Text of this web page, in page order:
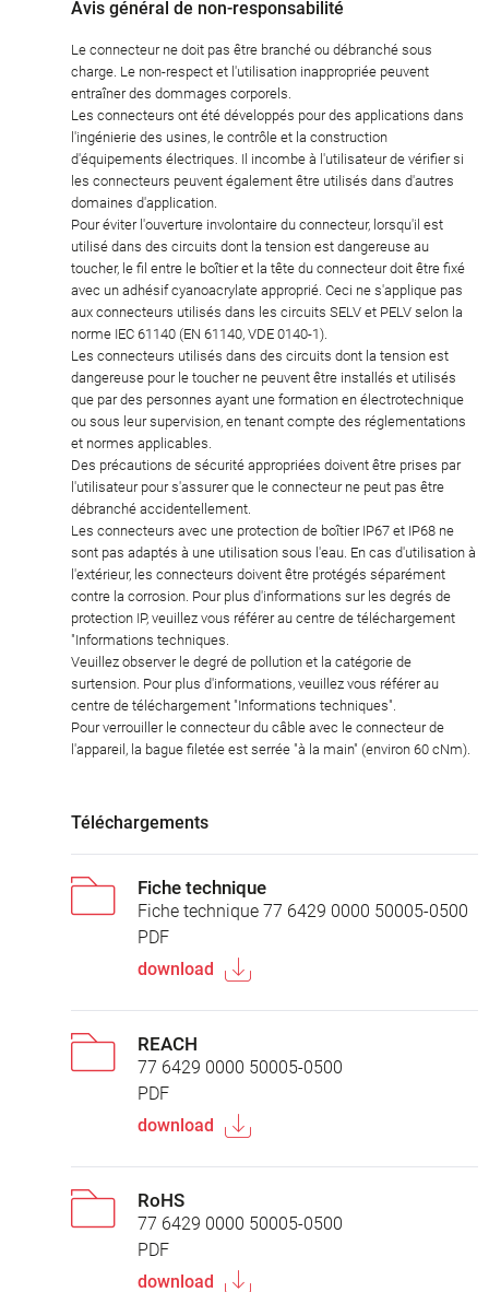
Avis général de non-responsabilité
Le connecteur ne doit pas être branché ou débranché sous
charge. Le non-respect et l'utilisation inappropriée peuvent
entraîner des dommages corporels.
Les connecteurs ont été développés pour des applications dans
l'ingénierie des usines, le contrôle et la construction
d'équipements électriques. Il incombe à l'utilisateur de vérifier si
les connecteurs peuvent également être utilisés dans d'autres
domaines d'application.
Pour éviter l'ouverture involontaire du connecteur, lorsqu'il est
utilisé dans des circuits dont la tension est dangereuse au
toucher, le fil entre le boîtier et la tête du connecteur doit être fixé
avec un adhésif cyanoacrylate approprié. Ceci ne s'applique pas
aux connecteurs utilisés dans les circuits SELV et PELV selon la
norme IEC 61140 (EN 61140, VDE 0140-1).
Les connecteurs utilisés dans des circuits dont la tension est
dangereuse pour le toucher ne peuvent être installés et utilisés
que par des personnes ayant une formation en électrotechnique
ou sous leur supervision, en tenant compte des réglementations
et normes applicables.
Des précautions de sécurité appropriées doivent être prises par
l'utilisateur pour s'assurer que le connecteur ne peut pas être
débranché accidentellement.
Les connecteurs avec une protection de boîtier IP67 et IP68 ne
sont pas adaptés à une utilisation sous l'eau. En cas d'utilisation à
l'extérieur, les connecteurs doivent être protégés séparément
contre la corrosion. Pour plus d'informations sur les degrés de
protection IP, veuillez vous référer au centre de téléchargement
"Informations techniques.
Veuillez observer le degré de pollution et la catégorie de
surtension. Pour plus d'informations, veuillez vous référer au
centre de téléchargement "Informations techniques".
Pour verrouiller le connecteur du câble avec le connecteur de
l'appareil, la bague filetée est serrée "à la main" (environ 60 cNm).
Téléchargements
Fiche technique
Fiche technique 77 6429 0000 50005-0500
PDF
download
REACH
77 6429 0000 50005-0500
PDF
download
RoHS
77 6429 0000 50005-0500
PDF
download